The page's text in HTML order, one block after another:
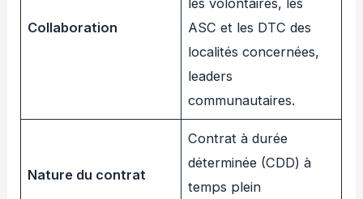
Collaboration
les volontaires, les
ASC et les DTC des
localités concernées,
leaders
communautaires.
Nature du contrat
Contrat à durée
déterminée (CDD) à
temps plein